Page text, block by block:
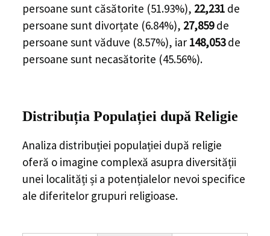
persoane sunt căsătorite (51.93%), 22,231 de
persoane sunt divorțate (6.84%), 27,859 de
persoane sunt văduve (8.57%), iar 148,053 de
persoane sunt necasătorite (45.56%).
Distribuția Populației după Religie
Analiza distribuției populației după religie
oferă o imagine complexă asupra diversității
unei localități și a potențialelor nevoi specifice
ale diferitelor grupuri religioase.